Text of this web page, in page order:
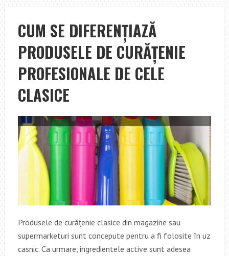
CUM SE DIFERENŢIAZĂ
PRODUSELE DE CURĂŢENIE
PROFESIONALE DE CELE
CLASICE
Produsele de curățenie clasice din magazine sau
supermarketuri sunt concepute pentru a fi folosite în uz
casnic. Ca urmare, ingredientele active sunt adesea